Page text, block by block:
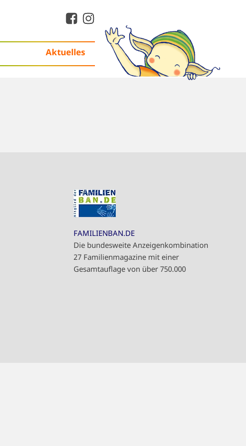
Aktuelles
FAMILIENBAN.DE
Die bundesweite Anzeigenkombination
27 Familienmagazine mit einer
Gesamtauflage von über 750.000